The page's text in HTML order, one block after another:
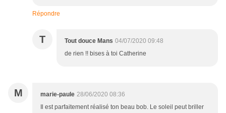
Répondre
T Tout douce Mans 04/07/2020 09:48
de rien !! bises à toi Catherine
M marie-paule 28/06/2020 08:36
Il est parfaitement réalisé ton beau bob. Le soleil peut briller